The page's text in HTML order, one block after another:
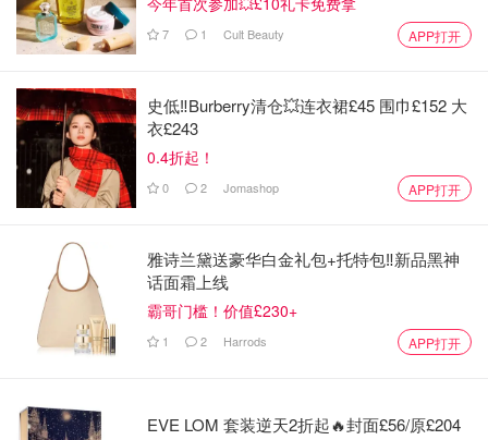
7 1 Cult Beauty APP打开
史低‼️Burberry清仓💥连衣裙£45 围巾£152 大
衣£243
0.4折起！
0 2 Jomashop APP打开
雅诗兰黛送豪华白金礼包+托特包‼️新品黑神
话面霜上线
霸哥门槛！价值£230+
1 2 Harrods APP打开
EVE LOM 套装逆天2折起🔥封面£56/原£204